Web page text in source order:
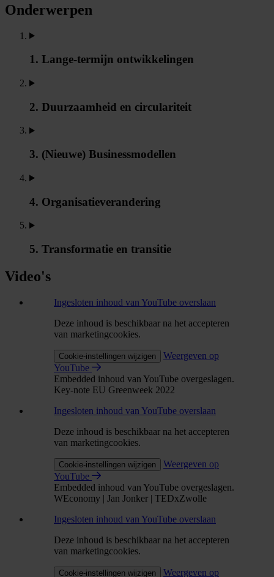
Onderwerpen
1. Lange-termijn ontwikkelingen
2. Duurzaamheid en circulariteit
3. (Nieuwe) Businessmodellen
4. Organisatieverandering
5. Transformatie en transitie
Video's
Ingesloten inhoud van YouTube overslaan
Deze inhoud is beschikbaar na het accepteren
van marketingcookies.
Cookie-instellingen wijzigen
Weergeven op
YouTube
Embedded inhoud van YouTube overgeslagen.
Key-note EU Greenweek 2022
Ingesloten inhoud van YouTube overslaan
Deze inhoud is beschikbaar na het accepteren
van marketingcookies.
Cookie-instellingen wijzigen
Weergeven op
YouTube
Embedded inhoud van YouTube overgeslagen.
WEconomy | Jan Jonker | TEDxZwolle
Ingesloten inhoud van YouTube overslaan
Deze inhoud is beschikbaar na het accepteren
van marketingcookies.
Cookie-instellingen wijzigen Weergeven op